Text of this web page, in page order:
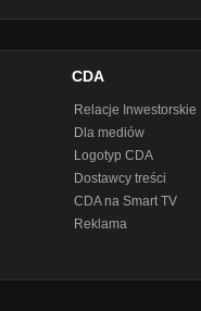
CDA
Relacje Inwestorskie
Dla mediów
Logotyp CDA
Dostawcy treści
CDA na Smart TV
Reklama